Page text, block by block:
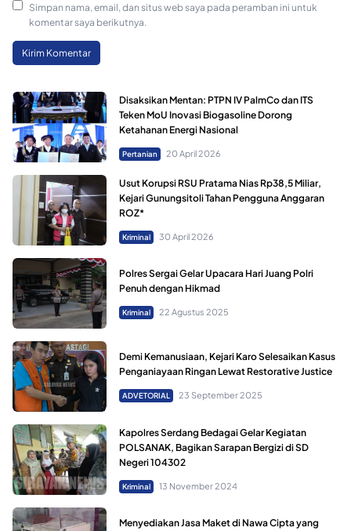
Simpan nama, email, dan situs web saya pada peramban ini untuk
komentar saya berikutnya.
Disaksikan Mentan: PTPN IV PalmCo dan ITS
Teken MoU Inovasi Biogasoline Dorong
Ketahanan Energi Nasional
Pertanian 20 April 2026
Usut Korupsi RSU Pratama Nias Rp38,5 Miliar,
Kejari Gunungsitoli Tahan Pengguna Anggaran
ROZ*
Kriminal 30 April 2026
Polres Sergai Gelar Upacara Hari Juang Polri
Penuh dengan Hikmad
Kriminal 22 Agustus 2025
Demi Kemanusiaan, Kejari Karo Selesaikan Kasus
Penganiayaan Ringan Lewat Restorative Justice
ADVETORIAL 23 September 2025
Kapolres Serdang Bedagai Gelar Kegiatan
POLSANAK, Bagikan Sarapan Bergizi di SD
Negeri 104302
Kriminal 13 November 2024
Menyediakan Jasa Maket di Nawa Cipta yang